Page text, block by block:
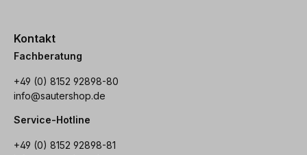
Kontakt
Fachberatung
+49 (0) 8152 92898-80
info@sautershop.de
Service-Hotline
+49 (0) 8152 92898-81